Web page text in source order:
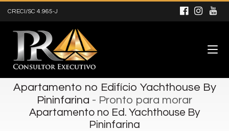
CRECI/SC 4.965-J
Apartamento no Edifício Yachthouse By
Pininfarina - Pronto para morar
Apartamento no Ed. Yachthouse By
Pininfarina